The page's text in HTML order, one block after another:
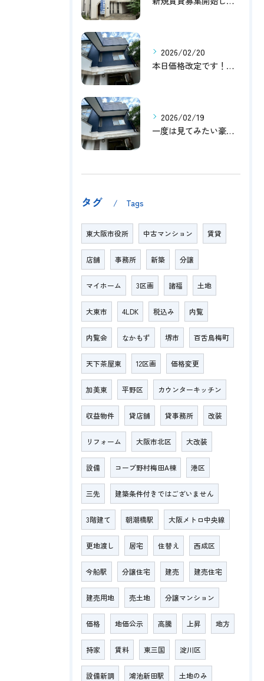
2026/02/20
本日価格改定です！！このチャンスお見逃しなく！！！
2026/02/19
一度は見てみたい豪邸！！内覧受付中です～☆
タグ Tags
東大阪市役所 中古マンション 賃貸
店舗 事務所 新築 分譲
マイホーム 3区画 諸福 土地
大東市 4LDK 税込み 内覧
内覧会 なかもず 堺市 百舌鳥梅町
天下茶屋東 12区画 価格変更
加美東 平野区 カウンターキッチン
収益物件 貸店舗 貸事務所 改装
リフォーム 大阪市北区 大改装
設備 コープ野村梅田A棟 港区
三先 建築条件付きではございません
3階建て 朝潮橋駅 大阪メトロ中央線
更地渡し 居宅 住替え 西成区
今船駅 分譲住宅 建売 建売住宅
建売用地 売土地 分譲マンション
価格 地価公示 高騰 上昇 地方
持家 賃料 東三国 淀川区
設備新調 鴻池新田駅 土地のみ